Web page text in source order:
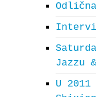
Jazzu
U